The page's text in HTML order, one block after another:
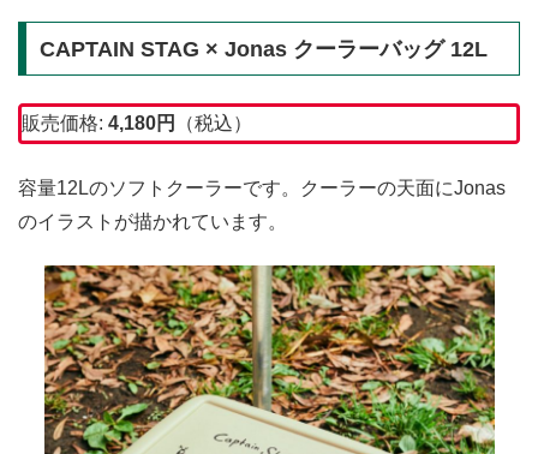
CAPTAIN STAG × Jonas クーラーバッグ 12L
販売価格: 4,180円 （税込）
容量12Lのソフトクーラーです。クーラーの天面にJonas
のイラストが描かれています。